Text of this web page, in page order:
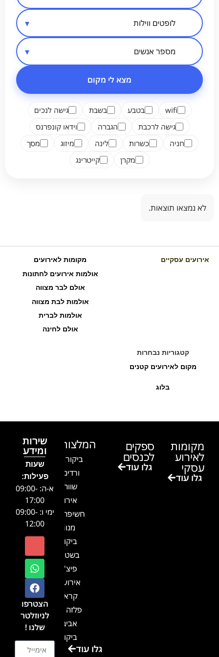
אזור בארץ
סיווג מקום
מספר אנשים
מצא לי מקום
wifi בטבע בשבת
גישה לנכים
גישה לרכבת
הגברה
וידאו קונפרנס
חניה
כשרות לינה מיזוג
מסך
מקרן
קייטרינג
לא נמצאו תוצאות.
אירועים עסקיים
מקומות לאירועים
אולמות אירועים לחתונות
אולם לבר מצווה
אולמות לבת מצווה
אולמות לברית
אולם לחינה
קטגוריות נבחרות
מקום לאירועים קטנים
בלוג
מקומות
לאירוע
עסקי
גלו עוד
ספקים
לכנסים
גלו עוד
המלצות
ביקור בגן
ורדים –
שווה!!
אירוע
חשיפה- זיו
מנור
ביקור
בשטח-
פיצ'ר
אירועים
קראון
פלזה תל
אביב-
ביקור
בכנסגלו עוד
שירות
ומידע
שעות
פעילות:
א-ה: 09:00-
17:00
ימי ו: 09:00-
12:00
הצטרפו
לניוזלטר
שלנו !